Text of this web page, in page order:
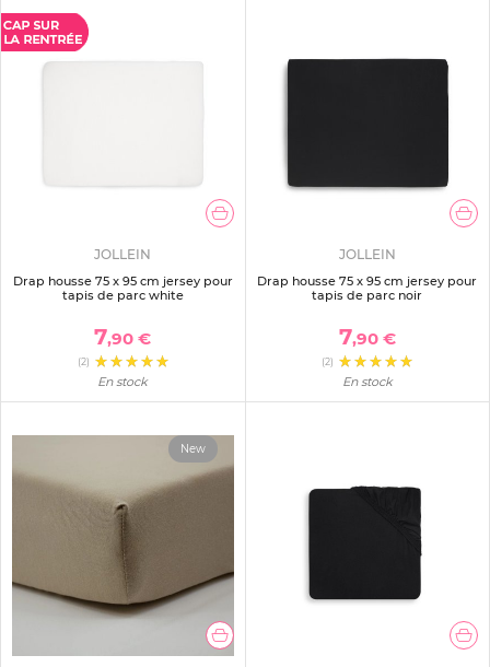
JOLLEIN
Drap housse 75 x 95 cm jersey pour
tapis de parc white
7,90 €
(2)
En stock
JOLLEIN
Drap housse 75 x 95 cm jersey pour
tapis de parc noir
7,90 €
(2)
En stock
New